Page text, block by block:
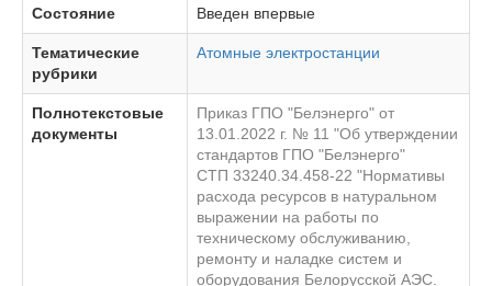
Состояние Введен впервые
Тематические
рубрики
Атомные электростанции
Полнотекстовые
документы
Приказ ГПО "Белэнерго" от
13.01.2022 г. № 11 "Об утверждении
стандартов ГПО "Белэнерго"
СТП 33240.34.458-22 "Нормативы
расхода ресурсов в натуральном
выражении на работы по
техническому обслуживанию,
ремонту и наладке систем и
оборудования Белорусской АЭС.